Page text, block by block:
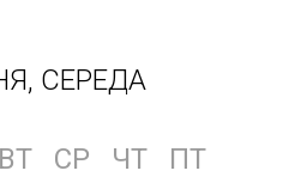
СЕРЕДА
ВТ СР ЧТ
ПТ